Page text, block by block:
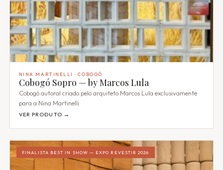
NINA MARTINELLI · COBOGÓ
Cobogó Sopro — by Marcos Lula
Cobogó autoral criado pelo arquiteto Marcos Lula exclusivamente
para a Nina Martinelli
VER PRODUTO →
FINALISTA BEST IN SHOW — EXPO REVESTIR 2026